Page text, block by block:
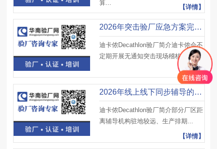
算...
【详情】
2026年突击验厂应急方案完善的迪卡侬Decathlon验厂辅导公司测评榜
迪卡侬Decathlon验厂简介迪卡侬会不
定期开展无通知突击现场稽核，...
【详情】
2026年线上线下同步辅导的迪卡侬Decathlon验厂辅导公司精选排行
迪卡侬Decathlon验厂简介部分厂区距
离辅导机构驻地较远、生产排期...
【详情】